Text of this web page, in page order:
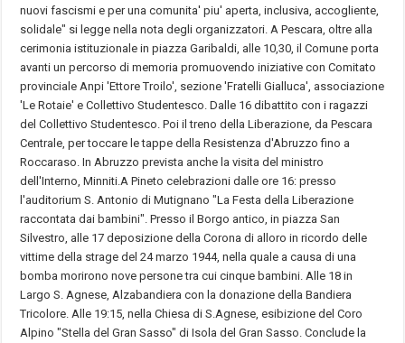
nuovi fascismi e per una comunita' piu' aperta, inclusiva, accogliente,
solidale" si legge nella nota degli organizzatori. A Pescara, oltre alla
cerimonia istituzionale in piazza Garibaldi, alle 10,30, il Comune porta
avanti un percorso di memoria promuovendo iniziative con Comitato
provinciale Anpi 'Ettore Troilo', sezione 'Fratelli Gialluca', associazione
'Le Rotaie' e Collettivo Studentesco. Dalle 16 dibattito con i ragazzi
del Collettivo Studentesco. Poi il treno della Liberazione, da Pescara
Centrale, per toccare le tappe della Resistenza d'Abruzzo fino a
Roccaraso. In Abruzzo prevista anche la visita del ministro
dell'Interno, Minniti.A Pineto celebrazioni dalle ore 16: presso
l'auditorium S. Antonio di Mutignano "La Festa della Liberazione
raccontata dai bambini". Presso il Borgo antico, in piazza San
Silvestro, alle 17 deposizione della Corona di alloro in ricordo delle
vittime della strage del 24 marzo 1944, nella quale a causa di una
bomba morirono nove persone tra cui cinque bambini. Alle 18 in
Largo S. Agnese, Alzabandiera con la donazione della Bandiera
Tricolore. Alle 19:15, nella Chiesa di S.Agnese, esibizione del Coro
Alpino "Stella del Gran Sasso" di Isola del Gran Sasso. Conclude la